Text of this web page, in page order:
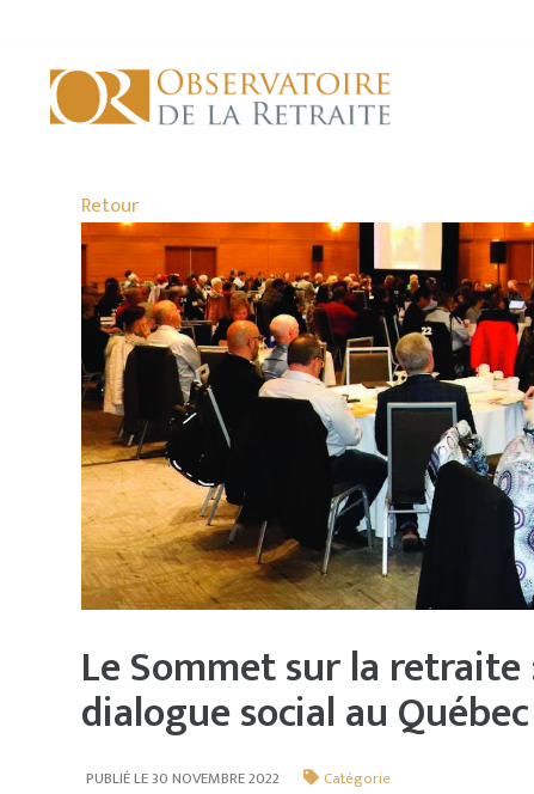
Retour
Le Sommet sur la
dialogue social au Québec
PUBLIÉ LE 30 NOVEMBRE 2022 Catégorie